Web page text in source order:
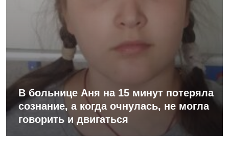
В больнице Аня на 15 минут потеряла
сознание, а когда очнулась, не могла
говорить и двигаться